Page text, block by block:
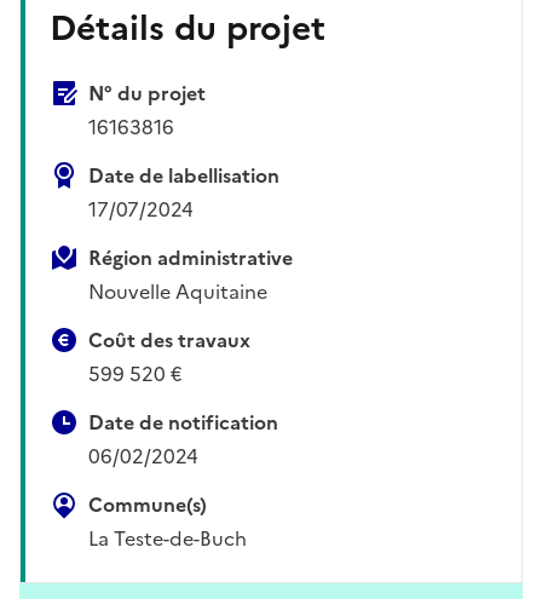
Détails du projet
N° du projet
16163816
Date de labellisation
17/07/2024
Région administrative
Nouvelle Aquitaine
Coût des travaux
599 520 €
Date de notification
06/02/2024
Commune(s)
La Teste-de-Buch